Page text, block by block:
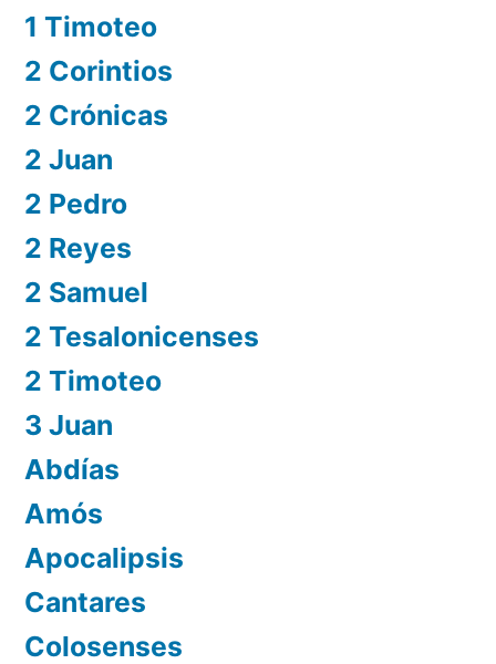
1 Timoteo
2 Corintios
2 Crónicas
2 Juan
2 Pedro
2 Reyes
2 Samuel
2 Tesalonicenses
2 Timoteo
3 Juan
Abdías
Amós
Apocalipsis
Cantares
Colosenses